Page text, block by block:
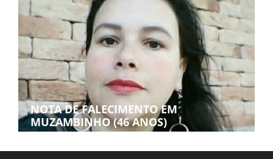
NOTA DE FALECIMENTO EM
MUZAMBINHO (46 ANOS)